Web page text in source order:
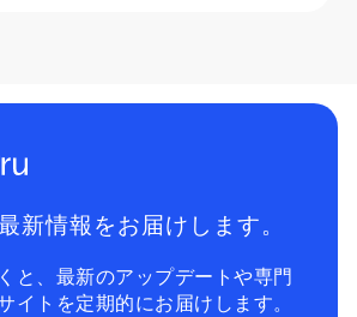
新情報をお届けします。
と、最新のアップデートや専門
イトを定期的にお届けします。